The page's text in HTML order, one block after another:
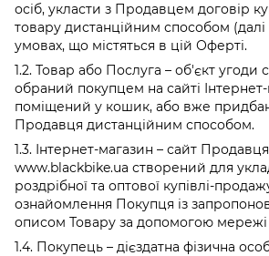
осіб, укласти з Продавцем договір
товару дистанційним способом (далі
умовах, що містяться в цій Оферті.
1.2. Товар або Послуга – об'єкт угоди
обраний покупцем на сайті
поміщений у кошик, або вже
Продавця дистанційним способом.
1.3. Інтернет-магазин – сайт
www.blackbike.ua створений для
роздрібної та оптової купівлі-
ознайомлення Покупця із
описом Товару за допомогою мережі
1.4. Покупець – дієздатна фізична